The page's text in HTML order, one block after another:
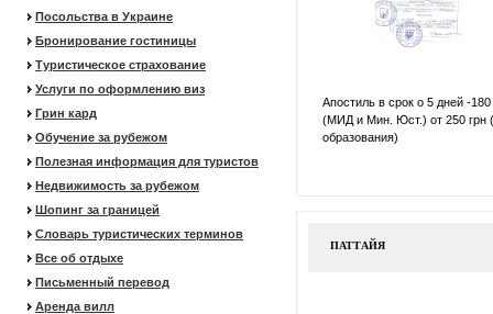
Посольства в Украине
Бронирование гостиницы
Туристическое страхование
Услуги по оформлению виз
Грин кард
Обучение за рубежом
Полезная информация для туристов
Недвижимость за рубежом
Шопинг за границей
Словарь туристических терминов
Все об отдыхе
Письменный перевод
Аренда вилл
Апостиль в срок о 5 дней -180
(МИД и Мин. Юст.) от 250 грн
образования)
ПАТТАЙЯ